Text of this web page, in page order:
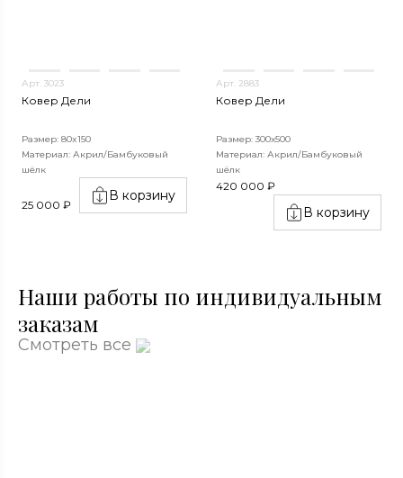
Арт. 3023
Ковер Дели
Размер: 80x150
Материал: Акрил/Бамбуковый
шёлк
25 000 ₽
В корзину
Арт. 2883
Ковер Дели
Размер: 300х500
Материал: Акрил/Бамбуковый
шёлк
420 000 ₽
В корзину
Наши работы по индивидуальным
заказам
Смотреть все